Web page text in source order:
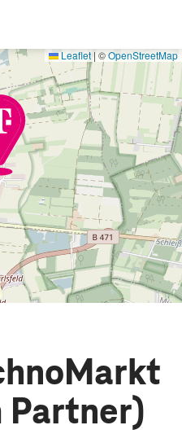
Leaflet|©OpenStreetMap
Partner)